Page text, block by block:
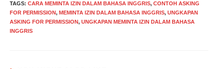
TAGS: CARA MEMINTA IZIN DALAM BAHASA INGGRIS, CONTOH ASKING
FOR PERMISSION, MEMINTA IZIN DALAM BAHASA INGGRIS, UNGKAPAN
ASKING FOR PERMISSION, UNGKAPAN MEMINTA IZIN DALAM BAHASA
INGGRIS